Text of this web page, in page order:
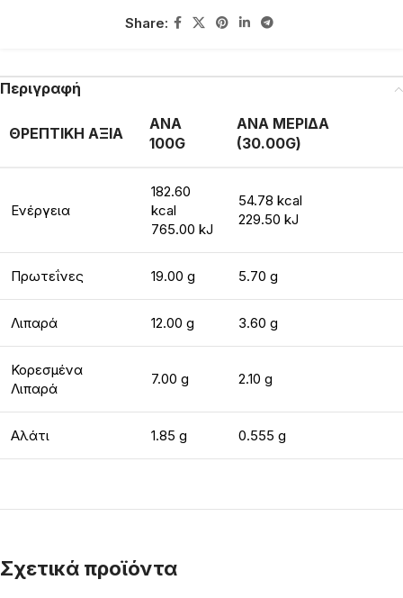
Share:
Περιγραφή
ΘΡΕΠΤΙΚΗ ΑΞΙΑ
ΑΝΑ
100G
ΑΝΑ ΜΕΡΙΔΑ
(30.00G)
Ενέργεια
182.60
kcal
765.00 kJ
54.78 kcal
229.50 kJ
Πρωτεΐνες 19.00 g 5.70 g
Λιπαρά 12.00 g 3.60 g
Κορεσμένα
Λιπαρά
7.00 g 2.10 g
Αλάτι 1.85 g 0.555 g
Σχετικά προϊόντα